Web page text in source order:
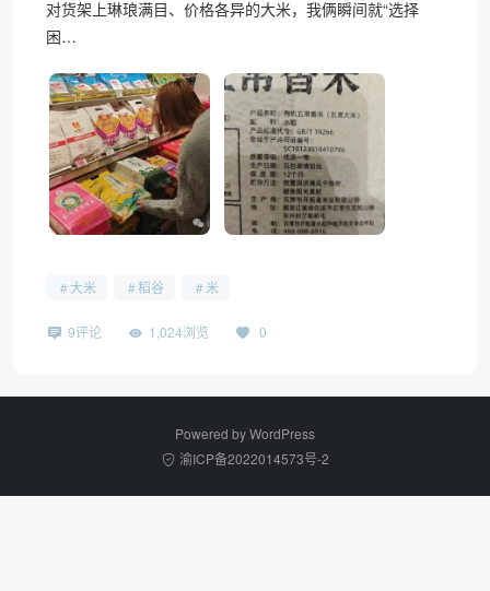
对货架上琳琅满目、价格各异的大米，我俩瞬间就“选择
困…
大米 稻谷 米
9评论 1,024浏览 0
Powered byWordPress
渝ICP备2022014573号-2